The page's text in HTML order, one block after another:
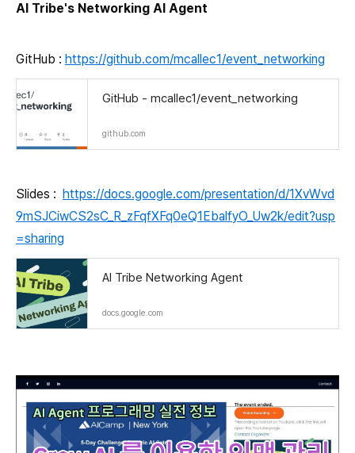
AI Tribe's Networking AI Agent
GitHub : https://github.com/mcallec1/event_networking
GitHub - mcallec1/event_networking
github.com
Slides : https://docs.google.com/presentation/d/1XvWvd
9mSJCiwCS2sC_R_zFqfXFq0eQ1EbalfyO_Uw2k/edit?usp
=sharing
AI Tribe Networking Agent
docs.google.com